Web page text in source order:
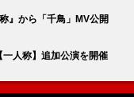
』から「千鳥」MV公開
人称】追加公演を開催